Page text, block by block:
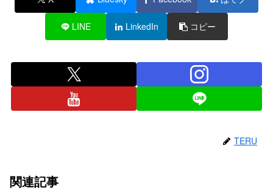
LINE LinkedIn コピー
TERU
関連記事